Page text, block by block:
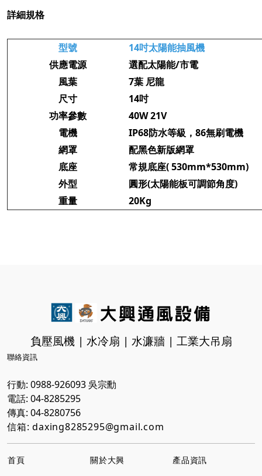
詳細規格
型號
14吋太陽能抽風機
供應電源
選配太陽能/市電
風葉
7葉 尼龍
尺寸
14吋
功率參數
40W 21V
電機
IP68防水等級，86無刷電機
網罩
配黑色新版網罩
底座
常規底座( 530mm*530mm)
外型
圓形(太陽能板可調節角度)
重量
20Kg
負壓風機 | 水冷扇 | 水濂牆 | 工業大吊扇
聯絡資訊
行動: 0988-926093吳宗勳
電話: 04-8285295
傳真: 04-8280756
信箱:daxing8285295@gmail.com
首頁 關於大興 產品資訊